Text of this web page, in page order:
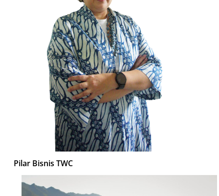
Pilar Bisnis TWC